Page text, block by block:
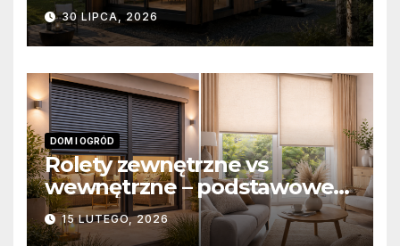
domów modułowych?
30 LIPCA, 2026
DOM I OGRÓD
Rolety zewnętrzne vs
wewnętrzne – podstawowe
różnice konstrukcyjne i
funkcjonalne
15 LUTEGO, 2026